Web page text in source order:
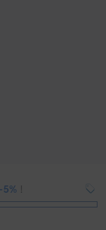
-5% !